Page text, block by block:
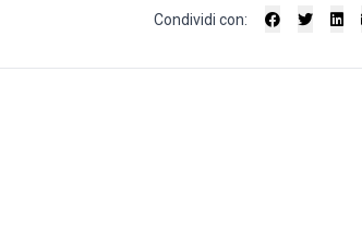
Condividi con: